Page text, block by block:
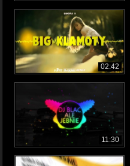
02:42
11:30